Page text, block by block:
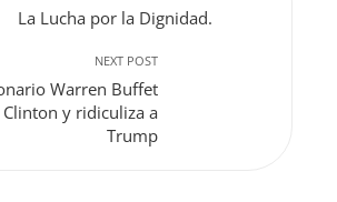
La Lucha por la Dignidad.
NEXT POST
Warren Buffet
y ridiculiza a
Trump